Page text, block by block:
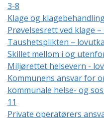
3-8
Klage og
Prøvelsesrett ved klage
Taushetsplikten –
Skillet mellom i og
Miljørettet helsevern -
Kommunens ansvar for
kommunale helse- og
11
Private operatørers